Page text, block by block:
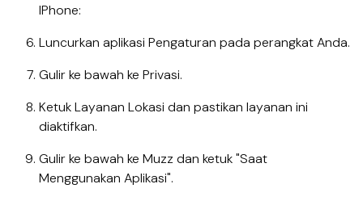
IPhone:
Luncurkan aplikasi Pengaturan pada perangkat Anda.
Gulir ke bawah ke Privasi.
Ketuk Layanan Lokasi dan pastikan layanan ini
diaktifkan.
Gulir ke bawah ke Muzz dan ketuk "Saat
Menggunakan Aplikasi".